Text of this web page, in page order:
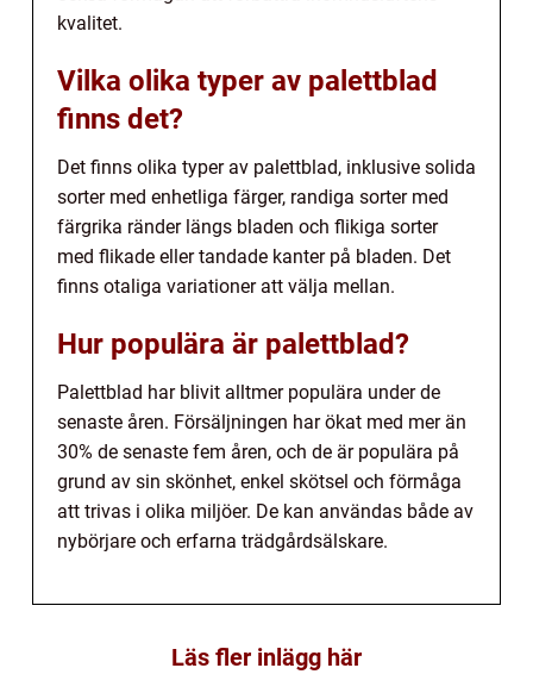
kvalitet.
Vilka olika typer av palettblad
finns det?
Det finns olika typer av palettblad, inklusive solida
sorter med enhetliga färger, randiga sorter med
färgrika ränder längs bladen och flikiga sorter
med flikade eller tandade kanter på bladen. Det
finns otaliga variationer att välja mellan.
Hur populära är palettblad?
Palettblad har blivit alltmer populära under de
senaste åren. Försäljningen har ökat med mer än
30% de senaste fem åren, och de är populära på
grund av sin skönhet, enkel skötsel och förmåga
att trivas i olika miljöer. De kan användas både av
nybörjare och erfarna trädgårdsälskare.
Läs fler inlägg här